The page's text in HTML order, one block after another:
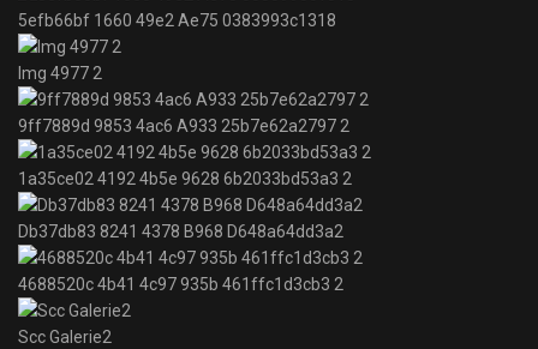
5efb66bf 1660 49e2 Ae75 0383993c1318
Img 4977 2
9ff7889d 9853 4ac6 A933 25b7e62a2797 2
1a35ce02 4192 4b5e 9628 6b2033bd53a3 2
Db37db83 8241 4378 B968 D648a64dd3a2
4688520c 4b41 4c97 935b 461ffc1d3cb3 2
Scc Galerie2